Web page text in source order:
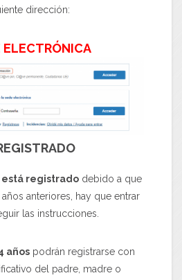
dirección:
ELECTRÓNICA
registrado debido a que
anteriores, hay que entrar
las instrucciones.
años podrán registrarse con
del padre, madre o